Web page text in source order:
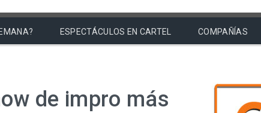
ESPECTÁCULOS EN CARTEL COMPAÑÍAS
de impro más